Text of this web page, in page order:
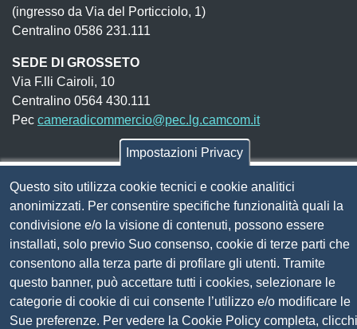
(ingresso da Via del Porticciolo, 1)
Centralino 0586 231.111
SEDE DI GROSSETO
Via F.lli Cairoli, 10
Centralino 0564 430.111
Pec cameradicommercio@pec.lg.camcom.it
Codice fiscale e Partita Iva:
Codice univoco fatturazione elettronica:UFN1JE
Pagare con PagoPA
Seguici su
Sito web
Amministrazione trasparente
Impostazioni Privacy
Questo sito utilizza cookie tecnici e cookie analitici
anonimizzati. Per consentire specifiche funzionalità quali la
condivisione e/o la visione di contenuti, possono essere
installati, solo previo Suo consenso, cookie di terze parti che
consentono alla terza parte di profilare gli utenti. Tramite
questo banner, può accettare tutti i cookies, selezionare le
categorie di cookie di cui consente l’utilizzo e/o modificare le
Sue preferenze. Per vedere la Cookie Policy completa, clicchi